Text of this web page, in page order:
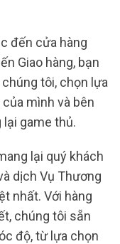
đến cửa hàng
Giao hàng, bạn
tôi, chọn lựa
mình và bên
lại game thủ.
lại quý khách
dịch Vụ Thương
nhất. Với hàng
chúng tôi sẵn
độ, từ lựa chọn